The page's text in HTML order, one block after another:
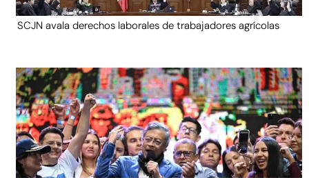
SCJN avala derechos laborales de trabajadores agrícolas